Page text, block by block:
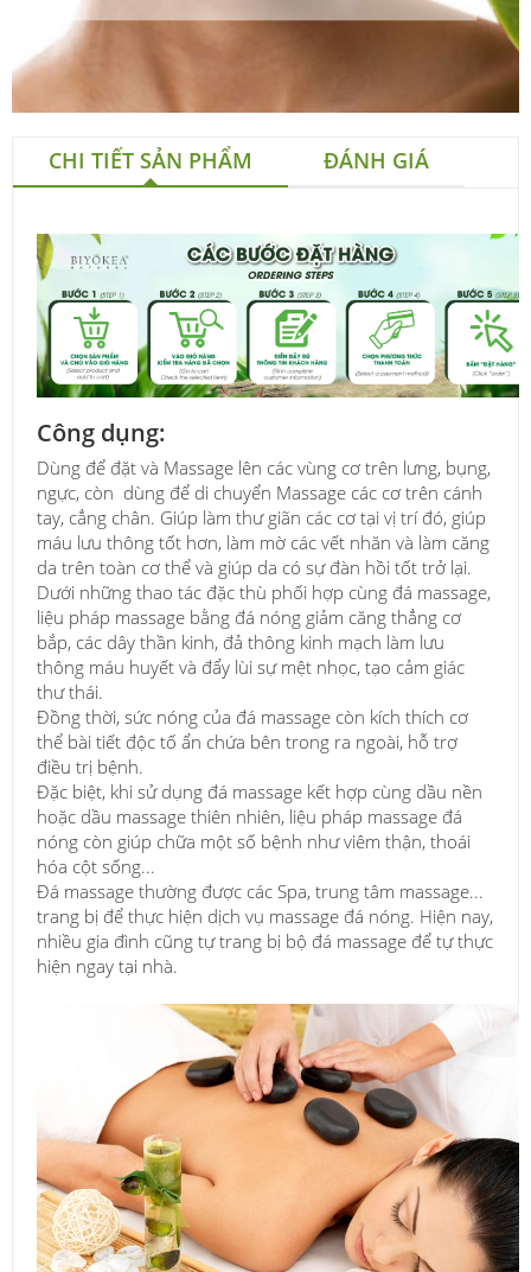
CHI TIẾT SẢN PHẨM ĐÁNH GIÁ
Công dụng:
Dùng để đặt và Massage lên các vùng cơ trên lưng, bụng,
ngực, còn dùng để di chuyển Massage các cơ trên cánh
tay, cẳng chân. Giúp làm thư giãn các cơ tại vị trí đó, giúp
máu lưu thông tốt hơn, làm mờ các vết nhăn và làm căng
da trên toàn cơ thể và giúp da có sự đàn hồi tốt trở lại.
Dưới những thao tác đặc thù phối hợp cùng đá massage,
liệu pháp massage bằng đá nóng giảm căng thẳng cơ
bắp, các dây thần kinh, đả thông kinh mạch làm lưu
thông máu huyết và đẩy lùi sự mệt nhọc, tạo cảm giác
thư thái.
Đồng thời, sức nóng của đá massage còn kích thích cơ
thể bài tiết độc tố ẩn chứa bên trong ra ngoài, hỗ trợ
điều trị bệnh.
Đặc biệt, khi sử dụng đá massage kết hợp cùng dầu nền
hoặc dầu massage thiên nhiên, liệu pháp massage đá
nóng còn giúp chữa một số bệnh như viêm thận, thoái
hóa cột sống...
Đá massage thường được các Spa, trung tâm massage...
trang bị để thực hiện dịch vụ massage đá nóng. Hiện nay,
nhiều gia đình cũng tự trang bị bộ đá massage để tự thực
hiện ngay tại nhà.